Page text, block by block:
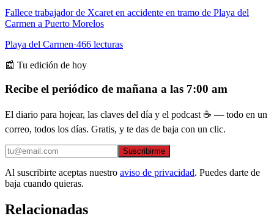
Fallece trabajador de Xcaret en accidente en tramo de Playa del
Carmen a Puerto Morelos
Playa del Carmen·466 lecturas
📰 Tu edición de hoy
Recibe el periódico de mañana a las 7:00 am
El diario para hojear, las claves del día y el podcast ☕ — todo en un
correo, todos los días. Gratis, y te das de baja con un clic.
Suscribirme
Al suscribirte aceptas nuestro aviso de privacidad. Puedes darte de
baja cuando quieras.
Relacionadas